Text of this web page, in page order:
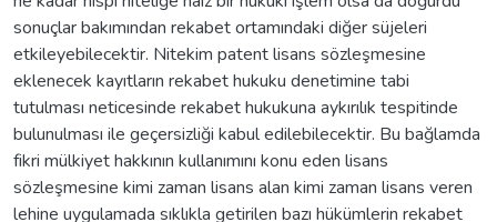
sonuçlar bakımından rekabet ortamındaki diğer süjeleri
etkileyebilecektir. Nitekim patent lisans sözleşmesine
eklenecek kayıtların rekabet hukuku denetimine tabi
tutulması neticesinde rekabet hukukuna aykırılık tespitinde
bulunulması ile geçersizliği kabul edilebilecektir. Bu bağlamda
fikri mülkiyet hakkının kullanımını konu eden lisans
sözleşmesine kimi zaman lisans alan kimi zaman lisans veren
lehine uygulamada sıklıkla getirilen bazı hükümlerin rekabet